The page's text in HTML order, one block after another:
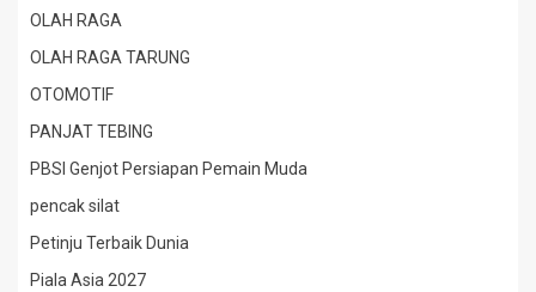
OLAH RAGA
OLAH RAGA TARUNG
OTOMOTIF
PANJAT TEBING
PBSI Genjot Persiapan Pemain Muda
pencak silat
Petinju Terbaik Dunia
Piala Asia 2027